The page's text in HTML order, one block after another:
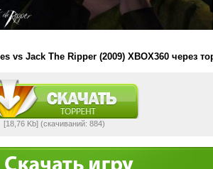
vs Jack The Ripper (2009) XBOX360 через
[18,76 Kb] (cкачиваний: 884)